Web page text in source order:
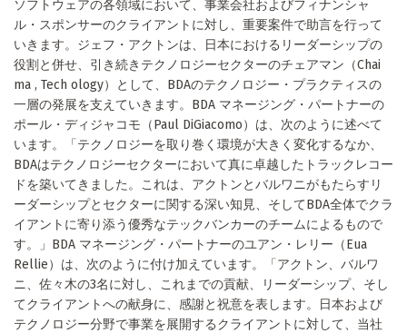
ソフトウェアの各領域において、事業会社およびフィナンシャ
ル・スポンサーのクライアントに対し、重要案件で助言を行って
いきます。ジェフ・アクトンは、日本におけるリーダーシップの
役割と併せ、引き続きテクノロジーセクターのチェアマン（Chai
ma , Tech ology）として、BDAのテクノロジー・プラクティスの
一層の発展を支えていきます。BDA マネージング・パートナーの
ポール・ディジャコモ（Paul DiGiacomo）は、次のように述べて
います。「テクノロジーを取り巻く環境が大きく変化するなか、
BDAはテクノロジーセクターにおいて真に卓越したトラックレコー
ドを築いてきました。これは、アクトンとバルワニがもたらすリ
ーダーシップとセクターに関する深い知見、そしてBDA全体でクラ
イアントに寄り添う優秀なテックバンカーのチームによるもので
す。」BDA マネージング・パートナーのユアン・レリー（Eua
Rellie）は、次のように付け加えています。「アクトン、バルワ
ニ、佐々木の3名に対し、これまでの貢献、リーダーシップ、そし
てクライアントへの献身に、感謝と祝意を表します。日本および
テクノロジー分野で事業を展開するクライアントに対して、当社